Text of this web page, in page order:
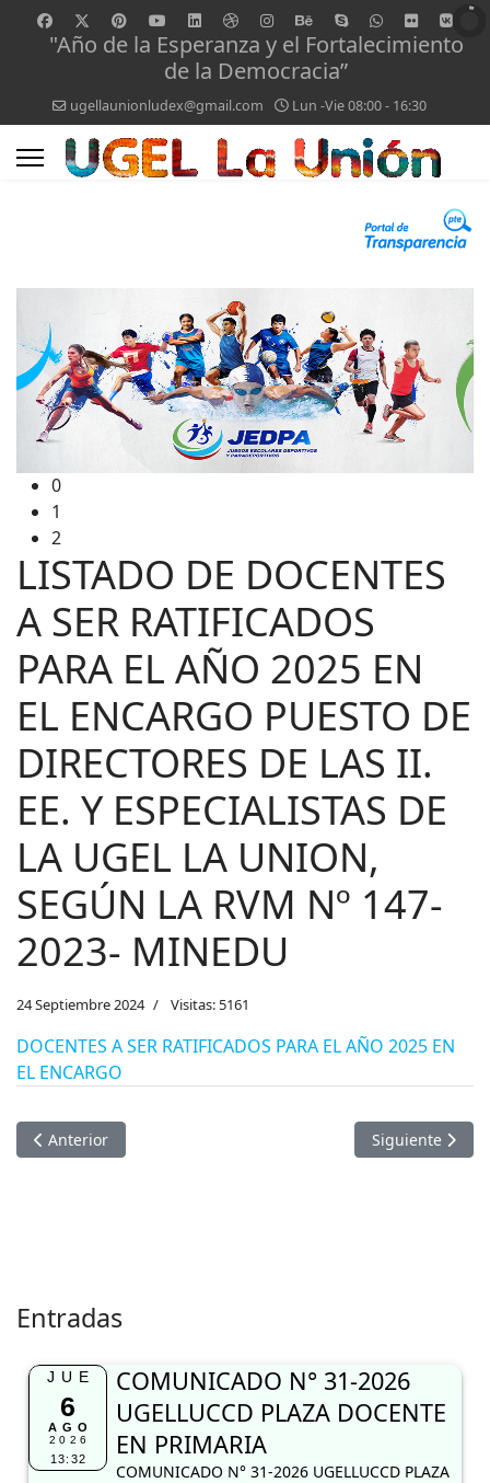
"Año de la Esperanza y el Fortalecimiento
de la Democracia”
ugellaunionludex@gmail.com Lun -Vie 08:00 - 16:30
0
1
2
LISTADO DE DOCENTES
A SER RATIFICADOS
PARA EL AÑO 2025 EN
EL ENCARGO PUESTO DE
DIRECTORES DE LAS II.
EE. Y ESPECIALISTAS DE
LA UGEL LA UNION,
SEGÚN LA RVM Nº 147-
2023- MINEDU
24 Septiembre 2024 Visitas: 5161
DOCENTES A SER RATIFICADOS PARA EL AÑO 2025 EN
EL ENCARGO
Artículo anterior: CONVOCATORIA DEL PROCESO DE
Anterior Artículo
Siguiente
Entradas
JUE
6
AGO
2026
13:32
COMUNICADO N° 31-2026
UGELLUCCD PLAZA DOCENTE
EN PRIMARIA
COMUNICADO N° 31-2026 UGELLUCCD PLAZA